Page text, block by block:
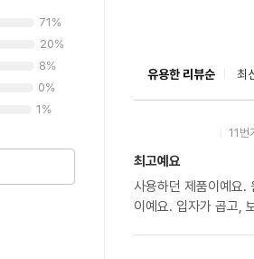
71 %
20%
8%
0%
1 %
유용한 리뷰순 최
11번
최고예요
사용하던 제품이예요.
이예요. 입자가 곱고,